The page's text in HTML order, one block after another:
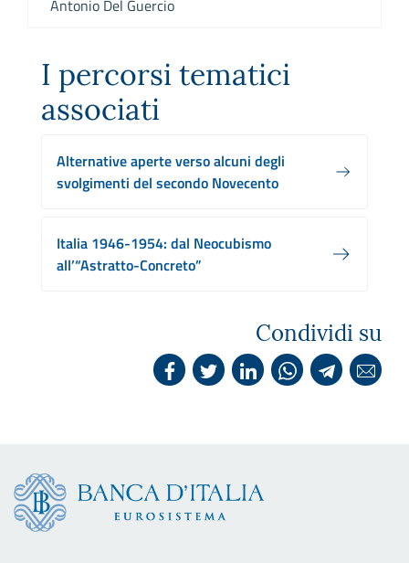
Antonio Del Guercio
I percorsi tematici
associati
Alternative aperte verso alcuni degli
svolgimenti del secondo Novecento
Italia 1946-1954: dal Neocubismo
all’“Astratto-Concreto”
Condividi su